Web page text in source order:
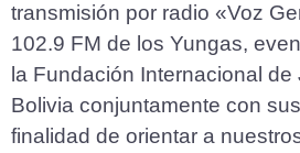
transmisión por radio «Voz
102.9 FM de los Yungas,
la Fundación Internacional de
Bolivia conjuntamente con
finalidad de orientar a